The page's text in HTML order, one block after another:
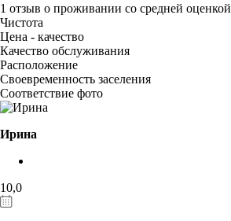
1 отзыв о проживании со средней оценкой
Чистота
Цена - качество
Качество обслуживания
Расположение
Своевременность заселения
Соответствие фото
Ирина
10,0